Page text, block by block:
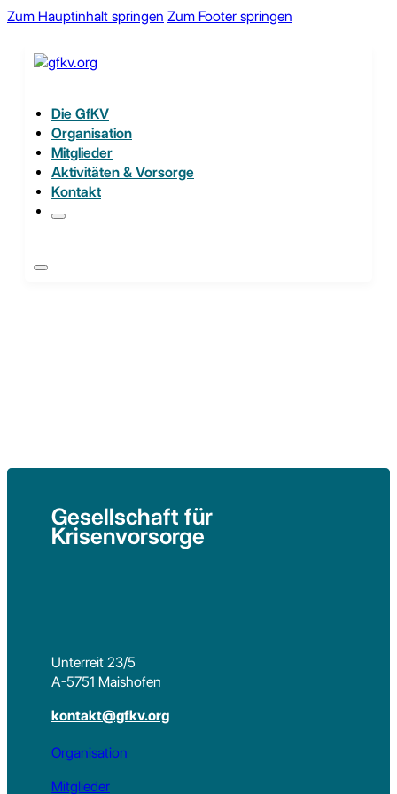
Zum Hauptinhalt springen Zum Footer springen
Die GfKV
Organisation
Mitglieder
Aktivitäten & Vorsorge
Kontakt
Gesellschaft für
Krisenvorsorge
Unterreit 23/5
A-5751 Maishofen
kontakt@gfkv.org
Organisation
Mitglieder